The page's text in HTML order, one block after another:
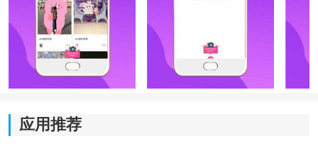
式，为购物提供参考。
4、可变身为型男，在虚拟场景中尝试各种不同的穿搭风
格。
应用推荐